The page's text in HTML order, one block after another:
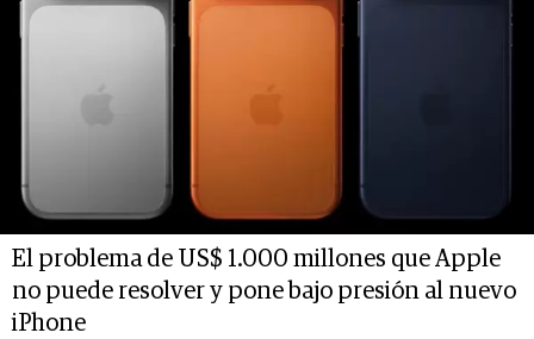
El problema de US$ 1.000 millones que Apple
no puede resolver y pone bajo presión al nuevo
iPhone